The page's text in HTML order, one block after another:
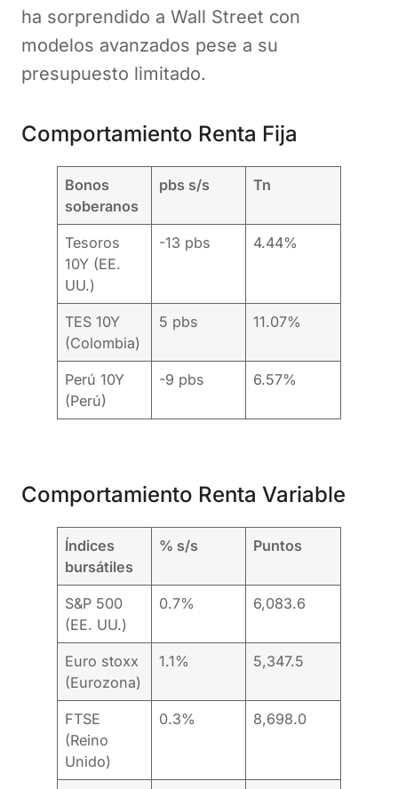
ha sorprendido a Wall Street con
modelos avanzados pese a su
presupuesto limitado.
Comportamiento Renta Fija
Bonos
soberanos
pbs s/s Tn
Tesoros
10Y (EE.
UU.)
-13 pbs 4.44%
TES 10Y
(Colombia)
5 pbs 11.07%
Perú 10Y
(Perú)
-9 pbs 6.57%
Comportamiento Renta Variable
Índices
bursátiles
% s/s Puntos
S&P 500
(EE. UU.)
0.7% 6,083.6
Euro stoxx
(Eurozona)
1.1% 5,347.5
FTSE
(Reino
Unido)
0.3% 8,698.0